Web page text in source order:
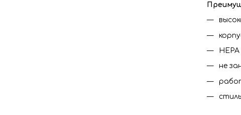
не